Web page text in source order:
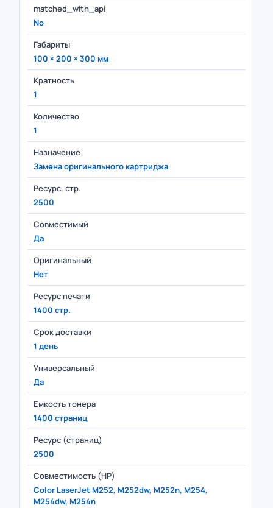
matched_with_api
No
Габариты
100 × 200 × 300 мм
Кратность
1
Количество
1
Назначение
Замена оригинального картриджа
Ресурс, стр.
2500
Совместимый
Да
Оригинальный
Нет
Ресурс печати
1400 стр.
Срок доставки
1 день
Универсальный
Да
Емкость тонера
1400 страниц
Ресурс (страниц)
2500
Совместимость (HP)
Color LaserJet M252, M252dw, M252n, M254,
M254dw, M254n